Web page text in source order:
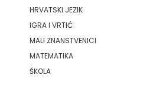
NEPTUN
OCEANMORE
HRVATSKI JEZIK
IGRA I VRTIĆ
MALI ZNANSTVENICI
MATEMATIKA
ŠKOLA